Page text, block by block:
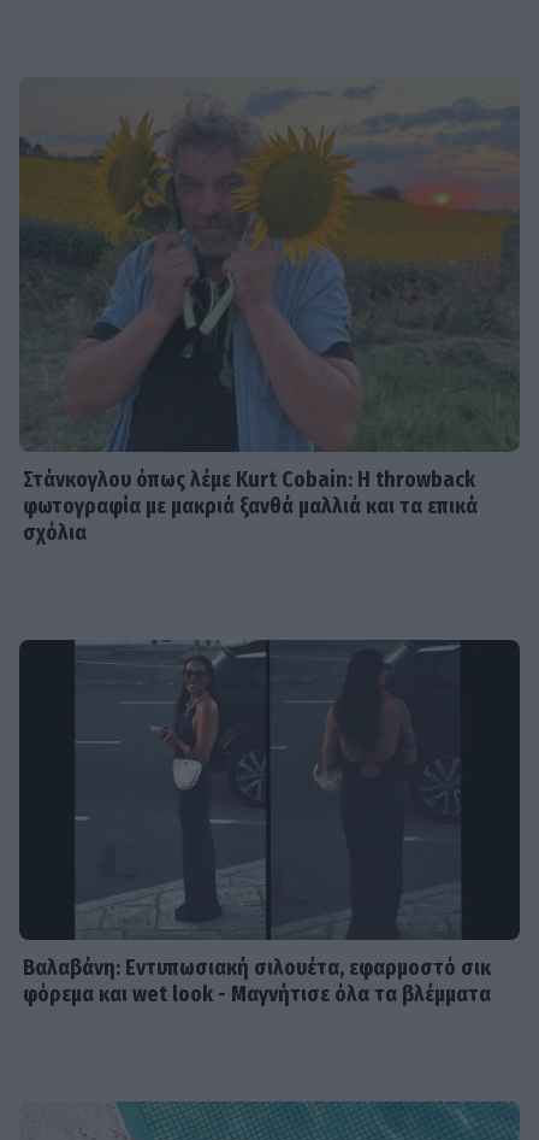
Στάνκογλου όπως λέμε Kurt Cobain: H throwback
φωτογραφία με μακριά ξανθά μαλλιά και τα επικά
σχόλια
Βαλαβάνη: Εντυπωσιακή σιλουέτα, εφαρμοστό σικ
φόρεμα και wet look - Μαγνήτισε όλα τα βλέμματα